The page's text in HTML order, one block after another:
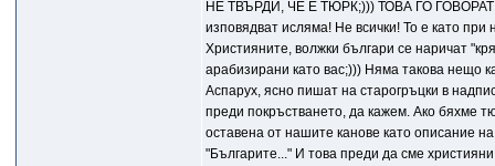
НЕ ТВЪРДИ, ЧЕ Е ТЮРК;))) ТОВА ГО
изповядват исляма! Не всички! То е като
Християните, волжки българи се наричат
арабизирани като вас;))) Няма такова нещо
Аспарух, ясно пишат на старогръцки в
преди покръстването, да кажем. Ако бяхме
оставена от нашите канове като описание
"Българите..." И това преди да сме